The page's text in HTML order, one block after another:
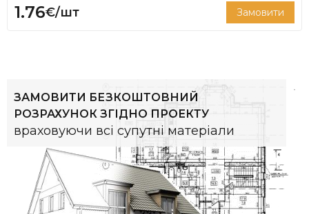
1.76€/шт Замовити
ЗАМОВИТИ БЕЗКОШТОВНИЙ
РОЗРАХУНОК ЗГІДНО ПРОЕКТУ
враховуючи всі супутні матеріали